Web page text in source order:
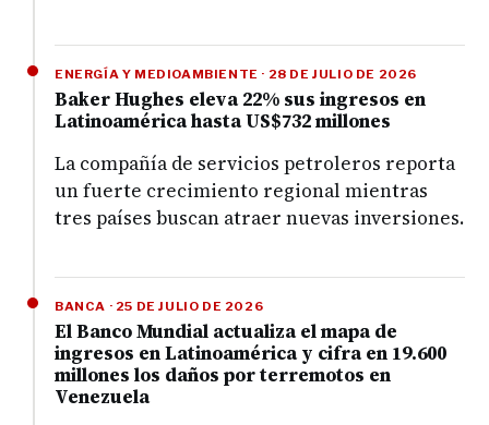
ENERGÍA Y MEDIOAMBIENTE · 28 DE JULIO DE 2026
Baker Hughes eleva 22% sus ingresos en
Latinoamérica hasta US$732 millones
La compañía de servicios petroleros reporta
un fuerte crecimiento regional mientras
tres países buscan atraer nuevas inversiones.
BANCA · 25 DE JULIO DE 2026
El Banco Mundial actualiza el mapa de
ingresos en Latinoamérica y cifra en 19.600
millones los daños por terremotos en
Venezuela